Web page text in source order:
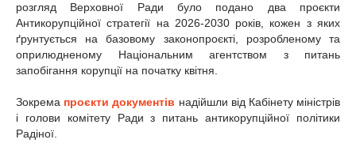
розгляд Верховної Ради було подано два проєкти
Антикорупційної стратегії на 2026-2030 років, кожен з яких
ґрунтується на базовому законопроєкті, розробленому та
оприлюдненому Національним агентством з питань
запобігання корупції на початку квітня.
Зокрема проєкти документів надійшли від Кабінету міністрів
і голови комітету Ради з питань антикорупційної політики
Радіної.